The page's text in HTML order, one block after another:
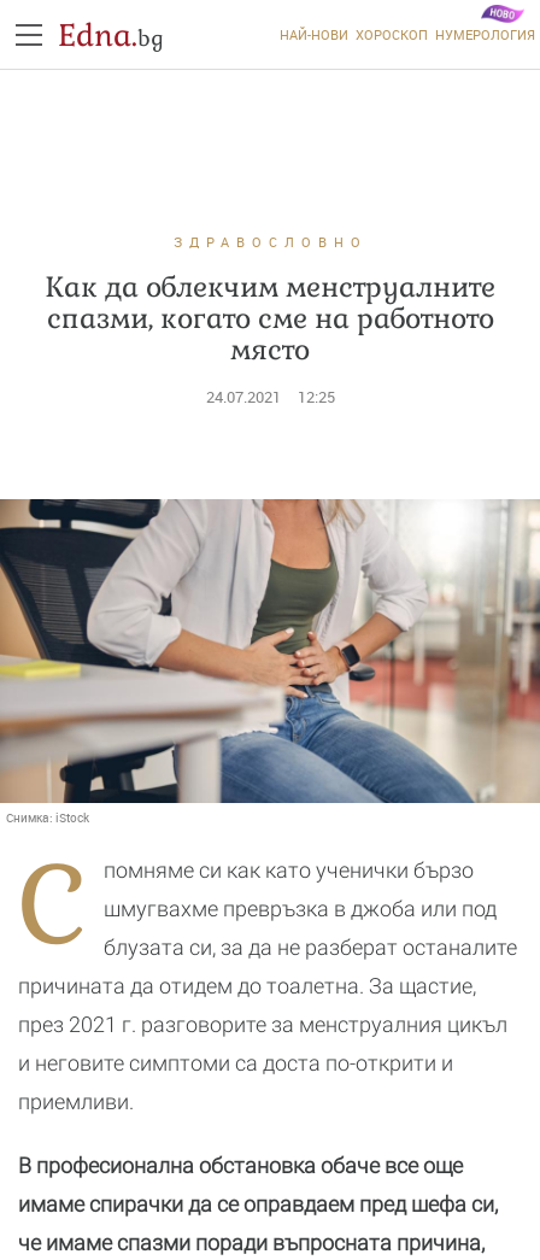
Edna.bg НАЙ-НОВИ ХОРОСКОП НУМЕРОЛОГИЯ
ЗДРАВОСЛОВНО
Как да облекчим менструалните
спазми, когато сме на работното
място
24.07.2021 12:25
Снимка: iStock
С
помняме си как като ученички бързо
шмугвахме превръзка в джоба или под
блузата си, за да не разберат останалите
причината да отидем до тоалетна. За щастие,
през 2021 г. разговорите за менструалния цикъл
и неговите симптоми са доста по-открити и
приемливи.
В професионална обстановка обаче все още
имаме спирачки да се оправдаем пред шефа си,
че имаме спазми поради въпросната причина,